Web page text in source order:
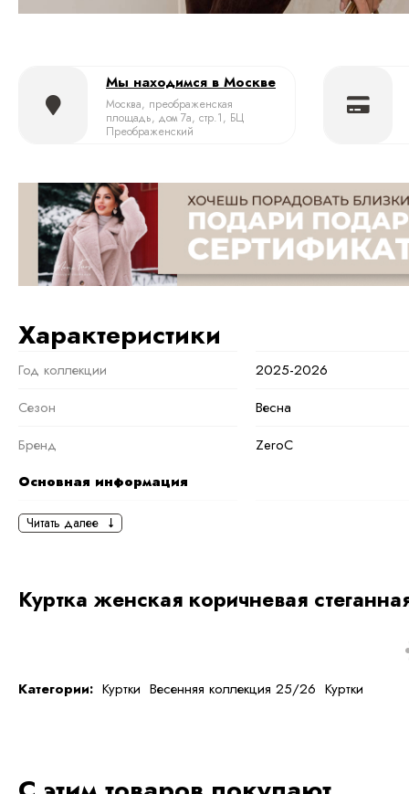
Мы находимся в Москве
Москва, преображенская
площадь, дом 7а, стр.1, БЦ
Преображенский
Характеристики
Год коллекции
2025-2026
Сезон
Весна
Бренд
ZeroC
Основная информация
черный
Состав ткани
100 % полиэстер
информация
Читать далее
Куртка женская коричневая
Категории: Куртки Весенняя коллекция 25/26 Куртки